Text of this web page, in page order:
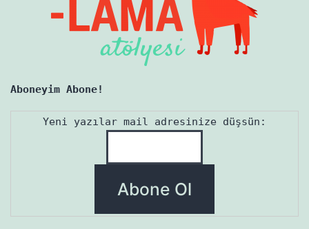
Aboneyim Abone!
Yeni yazılar mail adresinize düşsün: